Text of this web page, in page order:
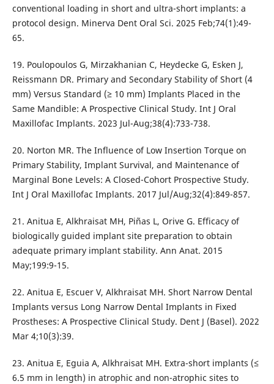
conventional loading in short and ultra-short implants: a
protocol design. Minerva Dent Oral Sci. 2025 Feb;74(1):49-
65.
19. Poulopoulos G, Mirzakhanian C, Heydecke G, Esken J,
Reissmann DR. Primary and Secondary Stability of Short (4
mm) Versus Standard (≥ 10 mm) Implants Placed in the
Same Mandible: A Prospective Clinical Study. Int J Oral
Maxillofac Implants. 2023 Jul-Aug;38(4):733-738.
20. Norton MR. The Influence of Low Insertion Torque on
Primary Stability, Implant Survival, and Maintenance of
Marginal Bone Levels: A Closed-Cohort Prospective Study.
Int J Oral Maxillofac Implants. 2017 Jul/Aug;32(4):849-857.
21. Anitua E, Alkhraisat MH, Piñas L, Orive G. Efficacy of
biologically guided implant site preparation to obtain
adequate primary implant stability. Ann Anat. 2015
May;199:9-15.
22. Anitua E, Escuer V, Alkhraisat MH. Short Narrow Dental
Implants versus Long Narrow Dental Implants in Fixed
Prostheses: A Prospective Clinical Study. Dent J (Basel). 2022
Mar 4;10(3):39.
23. Anitua E, Eguia A, Alkhraisat MH. Extra-short implants (≤
6.5 mm in length) in atrophic and non-atrophic sites to